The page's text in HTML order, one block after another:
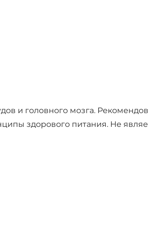
и головного мозга.
здорового питания. Не